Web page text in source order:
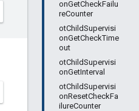
onGetCheckFailu
reCounter
otChildSupervisi
onGetCheckTime
out
otChildSupervisi
onGetInterval
otChildSupervisi
onResetCheckFa
ilureCounter